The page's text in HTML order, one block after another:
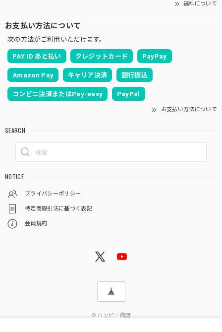
送料について
お支払い方法について
次の方法がご利用いただけます。
PAY ID あと払い クレジットカード PayPay
Amazon Pay キャリア決済 銀行振込
コンビニ決済またはPay-easy PayPal
お支払い方法について
SEARCH
NOTICE
プライバシーポリシー
特定商取引法に基づく表記
会員規約
© ハッピー商店